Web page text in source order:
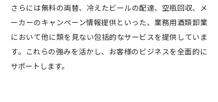
さらには無料の両替、冷えたビールの配達、空瓶回収、メ
ーカーのキャンペーン情報提供といった、業務用酒類卸業
において他に類を見ない包括的なサービスを提供していま
す。これらの強みを活かし、お客様のビジネスを全面的に
サポートします。